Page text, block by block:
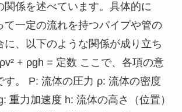
関係を述べています。具体的に
て一定の流れを持つパイプや管の
に、以下のような関係が成り立ち
+ ρgh = 定数 ここで、各項の意
す。 P: 流体の圧力 ρ: 流体の密度
重力加速度 h: 流体の高さ（位置）